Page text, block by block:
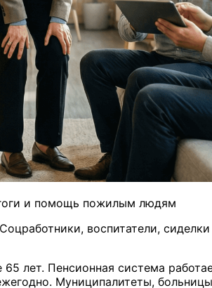
и помощь пожилым людям
воспитатели,
лет. Пенсионная система
Муниципалитеты,